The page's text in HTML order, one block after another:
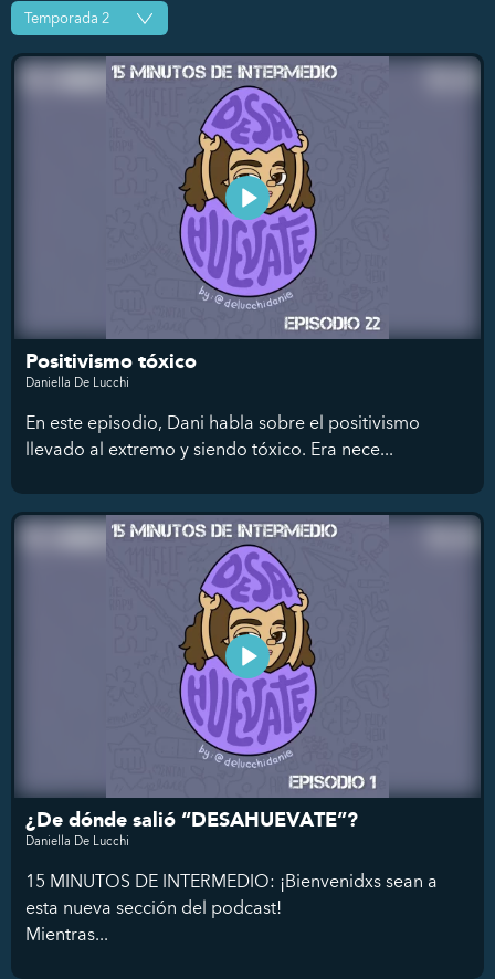
Positivismo tóxico
Daniella De Lucchi
En este episodio, Dani habla sobre el positivismo
llevado al extremo y siendo tóxico. Era nece...
¿De dónde salió “DESAHUEVATE”?
Daniella De Lucchi
15 MINUTOS DE INTERMEDIO: ¡Bienvenidxs sean a
esta nueva sección del podcast!
Mientras...